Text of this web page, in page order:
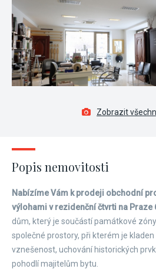
Zobrazit
Popis nemovitosti
Nabízíme Vám k prodeji obchodní
výlohami v rezidenční čtvrti na Praze
dům, který je součástí památkové
společné prostory, při kterém je
vznešenost, uchování historických
pohodlí majitelům bytu.